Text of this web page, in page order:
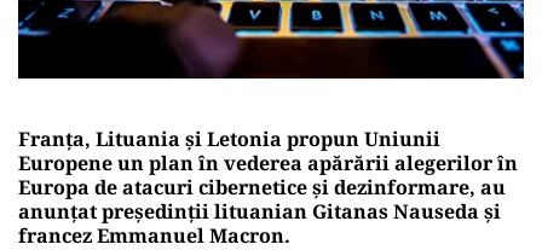
Franța, Lituania și Letonia propun Uniunii
Europene un plan în vederea apărării alegerilor în
Europa de atacuri cibernetice și dezinformare, au
anunțat președinții lituanian Gitanas Nauseda și
francez Emmanuel Macron.